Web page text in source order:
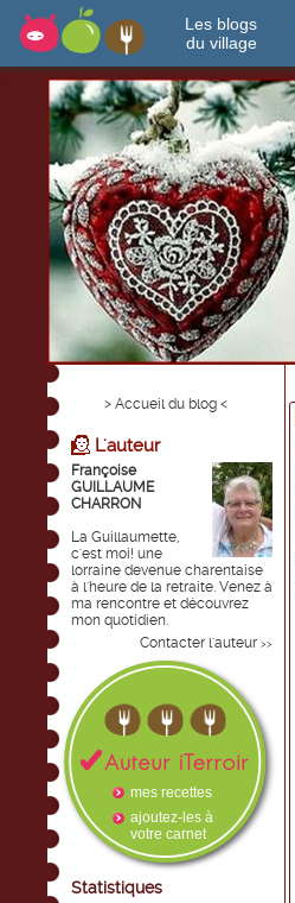
Les blogs
du village
> Accueil du blog <
L'auteur
Françoise
GUILLAUME
CHARRON
La Guillaumette,
c'est moi! une
lorraine devenue charentaise
à l'heure de la retraite. Venez à
ma rencontre et découvrez
mon quotidien.
Contacter l'auteur >>
mes recettes
ajoutez-les à
votre carnet
Statistiques